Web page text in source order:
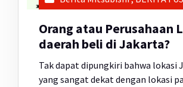
Orang atau Perusahaan
daerah beli di Jakarta?
Tak dapat dipungkiri bahwa lokasi
yang sangat dekat dengan lokasi